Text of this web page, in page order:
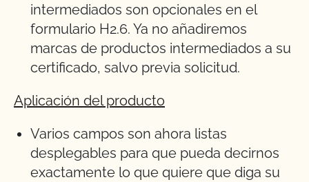
intermediados son opcionales en el
formulario H2.6. Ya no añadiremos
marcas de productos intermediados a su
certificado, salvo previa solicitud.
Aplicación del producto
Varios campos son ahora listas
desplegables para que pueda decirnos
exactamente lo que quiere que diga su